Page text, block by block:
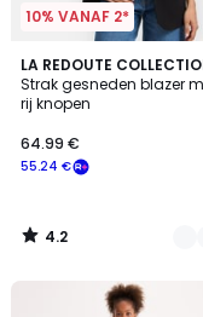
10% VANAF 2*
LA REDOUTE
Strak gesneden blazer
rij knopen
55.24 €
64.99 €
4.2
/ 5
3
Kleuren
4.2
/